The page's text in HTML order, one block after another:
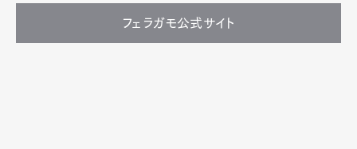
フェラガモ公式サイト